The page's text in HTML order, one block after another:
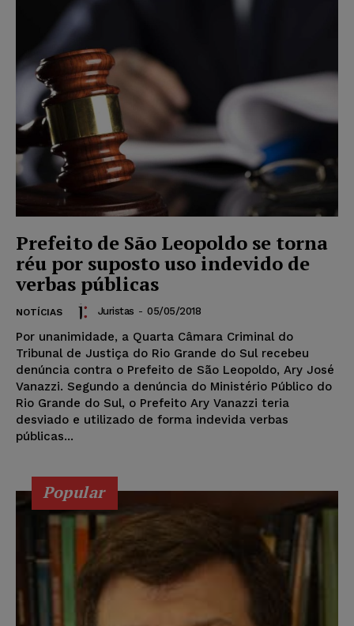
Prefeito de São Leopoldo se torna
réu por suposto uso indevido de
verbas públicas
NOTÍCIAS Juristas - 05/05/2018
Por unanimidade, a Quarta Câmara Criminal do
Tribunal de Justiça do Rio Grande do Sul recebeu
denúncia contra o Prefeito de São Leopoldo, Ary José
Vanazzi. Segundo a denúncia do Ministério Público do
Rio Grande do Sul, o Prefeito Ary Vanazzi teria
desviado e utilizado de forma indevida verbas
públicas...
Popular